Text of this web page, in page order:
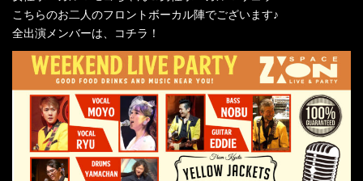
こちらのお二人のフロントボーカル陣でございます♪
全出演メンバーは、コチラ！